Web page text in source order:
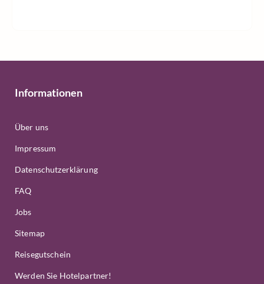
Informationen
Über uns
Impressum
Datenschutzerklärung
FAQ
Jobs
Sitemap
Reisegutschein
Werden Sie Hotelpartner!